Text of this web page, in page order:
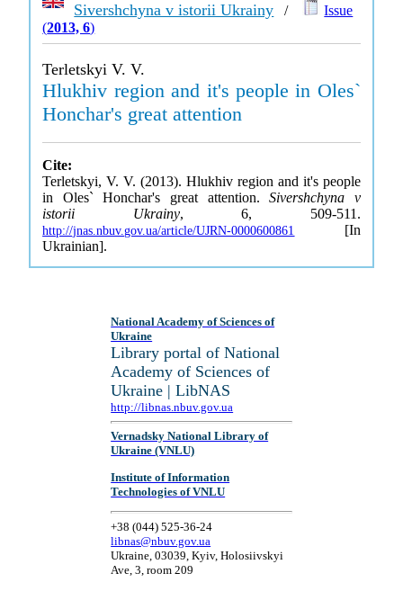
Sivershchyna v istorii Ukrainy /
Issue
(2013, 6)
Terletskyi V. V.
Hlukhiv region and it's people in Oles`
Honchar's great attention
Cite:
Terletskyi, V. V. (2013). Hlukhiv region and it's people
in Oles` Honchar's great attention.Sivershchyna v
istorii Ukrainy, 6, 509-511.
http://jnas.nbuv.gov.ua/article/UJRN-0000600861
[In
Ukrainian].
National Academy of Sciences of
Ukraine
Library portal of National
Academy of Sciences of
Ukraine | LibNAS
http://libnas.nbuv.gov.ua
Vernadsky National Library of
Ukraine (VNLU)
Institute of Information
Technologies of VNLU
+38 (044) 525-36-24
libnas@nbuv.gov.ua
Ukraine, 03039, Kyiv, Holosiivskyi
Ave, 3, room 209